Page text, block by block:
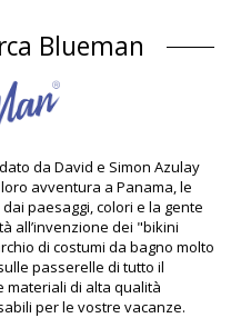
SUMMER
Elastane
prodotto
(Altri accessori non
M (7909780162270),
Blueman
da David e Simon Azulay
avventura a Panama, le
paesaggi, colori e la gente
all’invenzione dei "bikini
di costumi da bagno molto
passerelle di tutto il
materiali di alta qualità
per le vostre vacanze.